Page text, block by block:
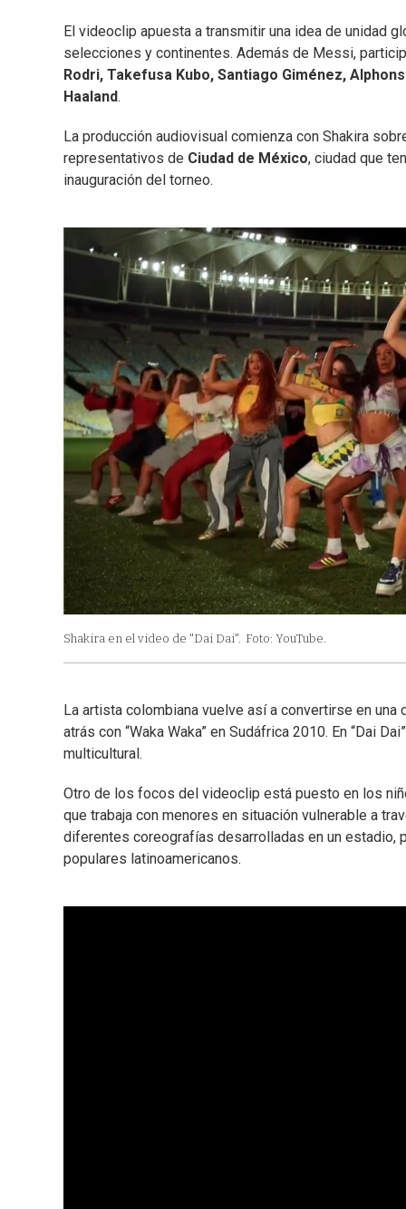
El videoclip apuesta a transmitir una idea de unidad
selecciones y continentes. Además de Messi,
Rodri, Takefusa Kubo, Santiago Giménez,
Haaland.
La producción audiovisual comienza con Shakira
representativos de Ciudad de México, ciudad que
inauguración del torneo.
Shakira en el video de "Dai Dai". Foto: YouTube.
La artista colombiana vuelve así a convertirse en
atrás con “Waka Waka” en Sudáfrica 2010. En “Dai
multicultural.
Otro de los focos del videoclip está puesto en los
que trabaja con menores en situación vulnerable a
diferentes coreografías desarrolladas en un estadio,
populares latinoamericanos.